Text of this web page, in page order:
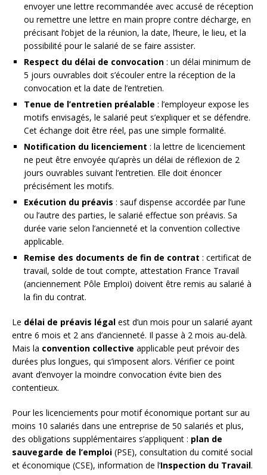
envoyer une lettre recommandée avec accusé de réception
ou remettre une lettre en main propre contre décharge, en
précisant l’objet de la réunion, la date, l’heure, le lieu, et la
possibilité pour le salarié de se faire assister.
Respect du délai de convocation : un délai minimum de
5 jours ouvrables doit s’écouler entre la réception de la
convocation et la date de l’entretien.
Tenue de l’entretien préalable : l’employeur expose les
motifs envisagés, le salarié peut s’expliquer et se défendre.
Cet échange doit être réel, pas une simple formalité.
Notification du licenciement : la lettre de licenciement
ne peut être envoyée qu’après un délai de réflexion de 2
jours ouvrables suivant l’entretien. Elle doit énoncer
précisément les motifs.
Exécution du préavis : sauf dispense accordée par l’une
ou l’autre des parties, le salarié effectue son préavis. Sa
durée varie selon l’ancienneté et la convention collective
applicable.
Remise des documents de fin de contrat : certificat de
travail, solde de tout compte, attestation France Travail
(anciennement Pôle Emploi) doivent être remis au salarié à
la fin du contrat.
Le délai de préavis légal est d’un mois pour un salarié ayant
entre 6 mois et 2 ans d’ancienneté. Il passe à 2 mois au-delà.
Mais la convention collective applicable peut prévoir des
durées plus longues, qui s’imposent alors. Vérifier ce point
avant d’envoyer la moindre convocation évite bien des
contentieux.
Pour les licenciements pour motif économique portant sur au
moins 10 salariés dans une entreprise de 50 salariés et plus,
des obligations supplémentaires s’appliquent : plan de
sauvegarde de l’emploi (PSE), consultation du comité social
et économique (CSE), information de l’Inspection du Travail.